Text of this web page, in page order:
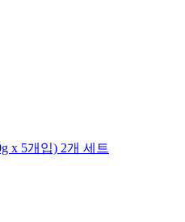
x 5개입) 2개 세트